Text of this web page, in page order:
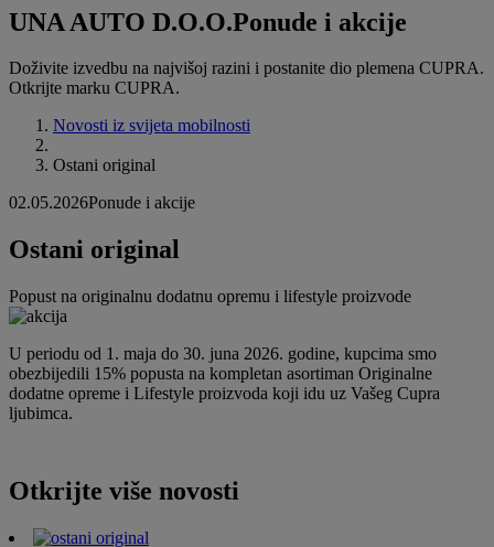
UNA AUTO D.O.O.Ponude i akcije
Doživite izvedbu na najvišoj razini i postanite dio plemena CUPRA.
Otkrijte marku CUPRA.
Novosti iz svijeta mobilnosti
Ostani original
02.05.2026Ponude i akcije
Ostani original
Popust na originalnu dodatnu opremu i lifestyle proizvode
U periodu od 1. maja do 30. juna 2026. godine, kupcima smo
obezbijedili 15% popusta na kompletan asortiman Originalne
dodatne opreme i Lifestyle proizvoda koji idu uz Vašeg Cupra
ljubimca.
Otkrijte više novosti